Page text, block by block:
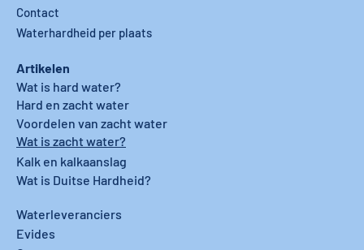
Contact
Waterhardheid per plaats
Waterleveranciers
Evides
Artikelen
Wat is hard water?
Hard en zacht water
Wat is zacht water?
Voordelen van zacht water
Kalk en kalkaanslag
Wat is Duitse Hardheid?